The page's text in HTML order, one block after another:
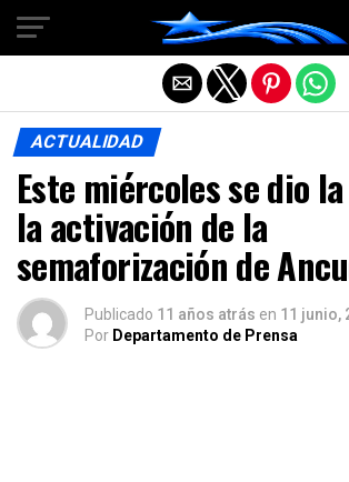
ACTUALIDAD
Este miércoles se dio
la activación de la
semaforización de
Publicado 11 años atrás en 11 junio,
Por Departamento de Prensa
Salir de la versión móvil